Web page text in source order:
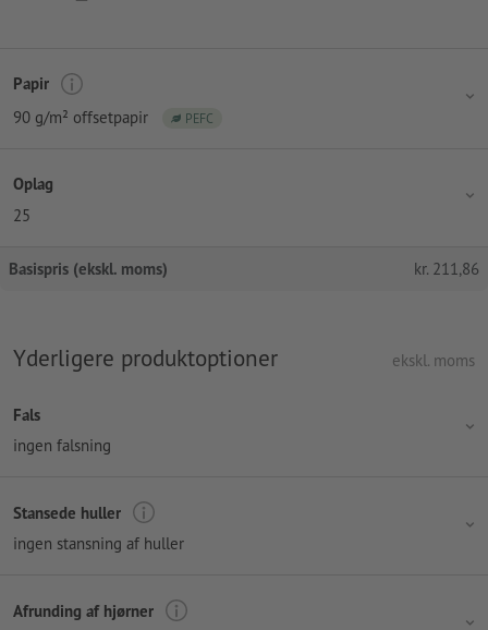
Papir
90 g/m² offsetpapir
PEFC
Oplag
25
Basispris (ekskl. moms) kr. 211,86
Yderligere produktoptioner ekskl. moms
Fals
ingen falsning
Stansede huller
ingen stansning af huller
Afrunding af hjørner